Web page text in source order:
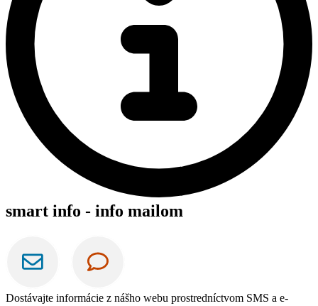
smart info - info mailom
Dostávajte informácie z nášho webu prostredníctvom SMS a e-